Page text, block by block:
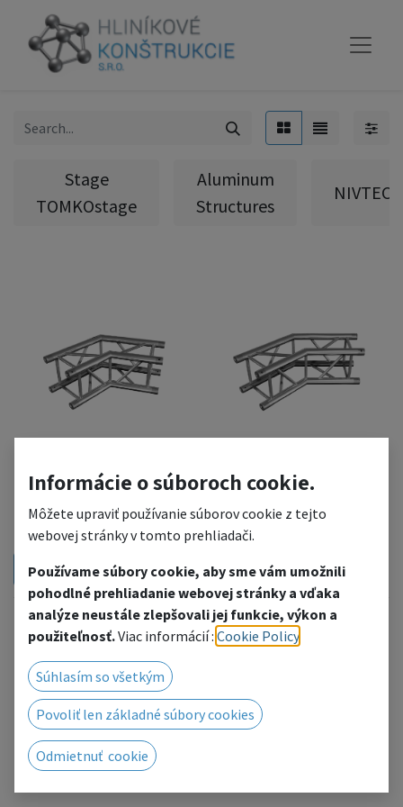
Stage
TOMKOstage
Aluminum
Structures
NIVTEC
FT34-C22
2-way 120° corner
FT34-C23
2-way 135° corner
Informácie o súboroch cookie.
Môžete upraviť používanie súborov cookie z tejto
webovej stránky v tomto prehliadači.
Používame súbory cookie, aby sme vám umožnili
pohodlné prehliadanie webovej stránky a vďaka
analýze neustále zlepšovali jej funkcie, výkon a
použiteľnosť.Viac informácií : Cookie Policy
Súhlasím so všetkým
Povoliť len základné súbory cookies
Odmietnuť cookie